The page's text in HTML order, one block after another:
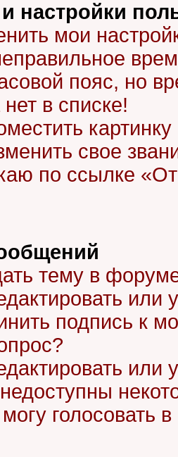
настройки
мои
пояс, но
в списке!
свое
по ссылке
тему в
или
подпись к
или
голосовать